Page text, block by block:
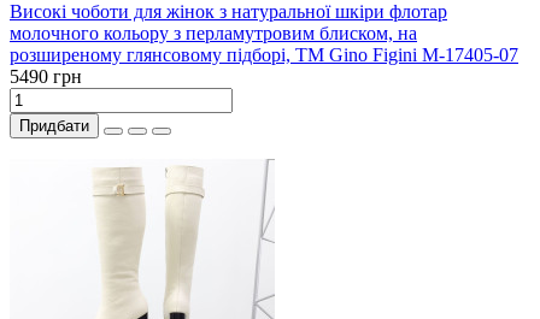
Високі чоботи для жінок з натуральної шкіри флотар
молочного кольору з перламутровим блиском, на
розширеному глянсовому підборі, ТМ Gino Figini М-17405-07
5490 грн
Придбати